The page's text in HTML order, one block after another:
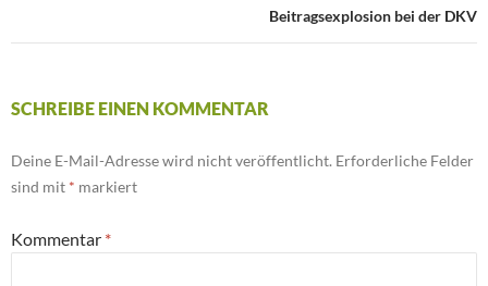
Beitragsexplosion bei der DKV
SCHREIBE EINEN KOMMENTAR
Deine E-Mail-Adresse wird nicht veröffentlicht. Erforderliche Felder
sind mit * markiert
Kommentar *